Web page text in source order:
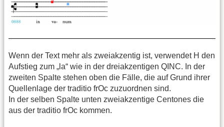
Wenn der Text mehr als zweiakzentig ist, verwendet H den
Aufstieg zum „la“ wie in der dreiakzentigen QINC. In der
zweiten Spalte stehen oben die Fälle, die auf Grund ihrer
Quellenlage der traditio frOc zuzuordnen sind.
In der selben Spalte unten zweiakzentige Centones die
aus der traditio frOc kommen.